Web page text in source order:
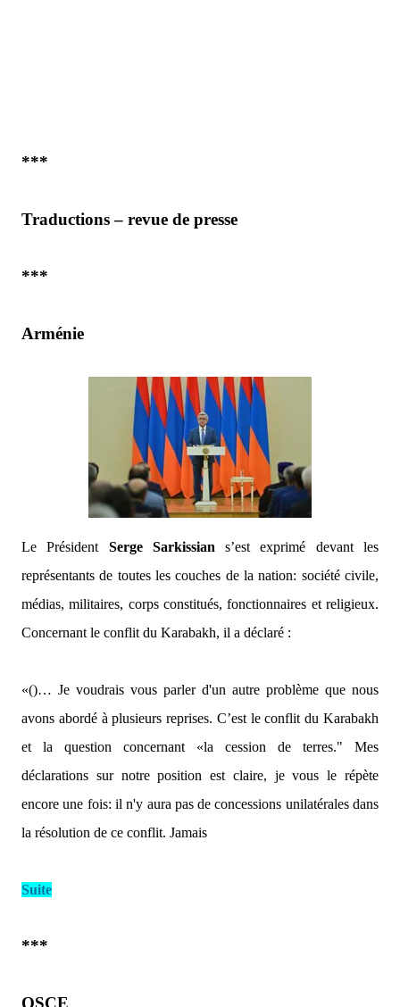
***
Traductions – revue de presse
***
Arménie
Le Président Serge Sarkissian s’est exprimé devant les
représentants de toutes les couches de la nation: société civile,
médias, militaires, corps constitués, fonctionnaires et religieux.
Concernant le conflit du Karabakh, il a déclaré :
«()… Je voudrais vous parler d'un autre problème que nous
avons abordé à plusieurs reprises. C’est le conflit du Karabakh
et la question concernant «la cession de terres." Mes
déclarations sur notre position est claire, je vous le répète
encore une fois: il n'y aura pas de concessions unilatérales dans
la résolution de ce conflit. Jamais
Suite
***
OSCE